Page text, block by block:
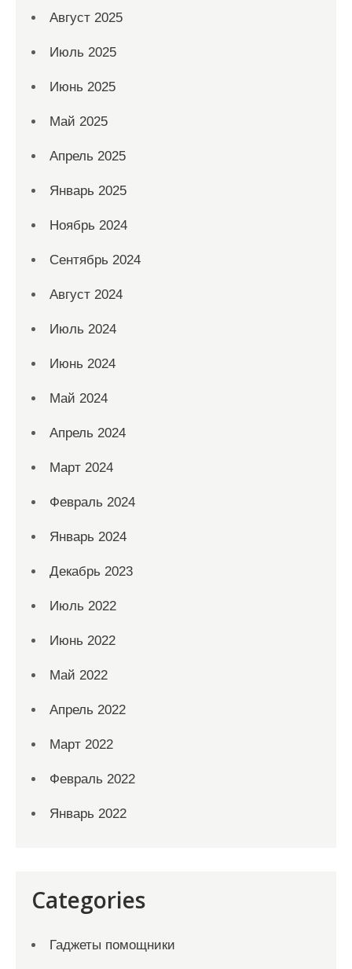
Август 2025
Июль 2025
Июнь 2025
Май 2025
Апрель 2025
Январь 2025
Ноябрь 2024
Сентябрь 2024
Август 2024
Июль 2024
Июнь 2024
Май 2024
Апрель 2024
Март 2024
Февраль 2024
Январь 2024
Декабрь 2023
Июль 2022
Июнь 2022
Май 2022
Апрель 2022
Март 2022
Февраль 2022
Январь 2022
Categories
Гаджеты помощники